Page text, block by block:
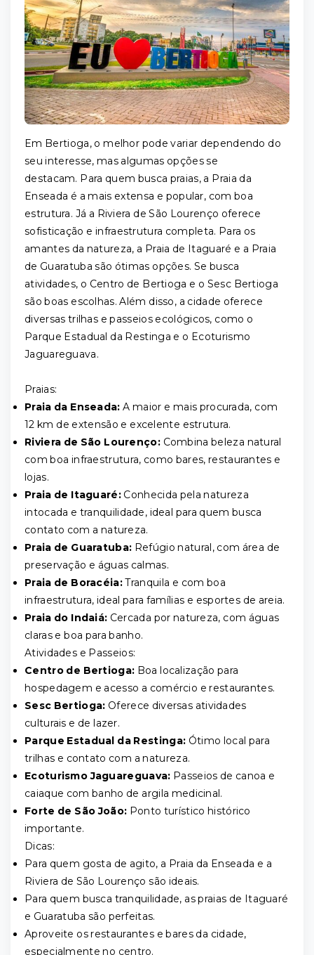
Em Bertioga, o melhor pode variar dependendo do
seu interesse, mas algumas opções se
destacam. Para quem busca praias, a Praia da
Enseada é a mais extensa e popular, com boa
estrutura. Já a Riviera de São Lourenço oferece
sofisticação e infraestrutura completa. Para os
amantes da natureza, a Praia de Itaguaré e a Praia
de Guaratuba são ótimas opções. Se busca
atividades, o Centro de Bertioga e o Sesc Bertioga
são boas escolhas. Além disso, a cidade oferece
diversas trilhas e passeios ecológicos, como o
Parque Estadual da Restinga e o Ecoturismo
Jaguareguava.
Praias:
Praia da Enseada: A maior e mais procurada, com
12 km de extensão e excelente estrutura.
Riviera de São Lourenço:Combina beleza natural
com boa infraestrutura, como bares, restaurantes e
lojas.
Praia de Itaguaré:Conhecida pela natureza
intocada e tranquilidade, ideal para quem busca
contato com a natureza.
Praia de Guaratuba: Refúgio natural, com área de
preservação e águas calmas.
Praia de Boracéia:Tranquila e com boa
infraestrutura, ideal para famílias e esportes de areia.
Praia do Indaiá: Cercada por natureza, com águas
claras e boa para banho.
Atividades e Passeios:
Centro de Bertioga: Boa localização para
hospedagem e acesso a comércio e restaurantes.
Sesc Bertioga: Oferece diversas atividades
culturais e de lazer.
Parque Estadual da Restinga: Ótimo local para
trilhas e contato com a natureza.
Ecoturismo Jaguareguava: Passeios de canoa e
caiaque com banho de argila medicinal.
Forte de São João: Ponto turístico histórico
importante.
Dicas:
Para quem gosta de agito, a Praia da Enseada e a
Riviera de São Lourenço são ideais.
Para quem busca tranquilidade, as praias de Itaguaré
e Guaratuba são perfeitas.
Aproveite os restaurantes e bares da cidade,
especialmente no centro.